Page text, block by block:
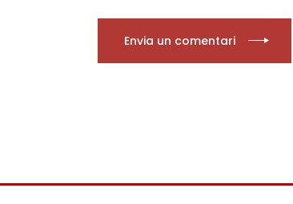
Envia un comentari